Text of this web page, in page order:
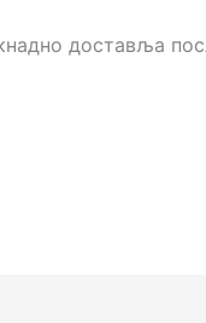
доставља